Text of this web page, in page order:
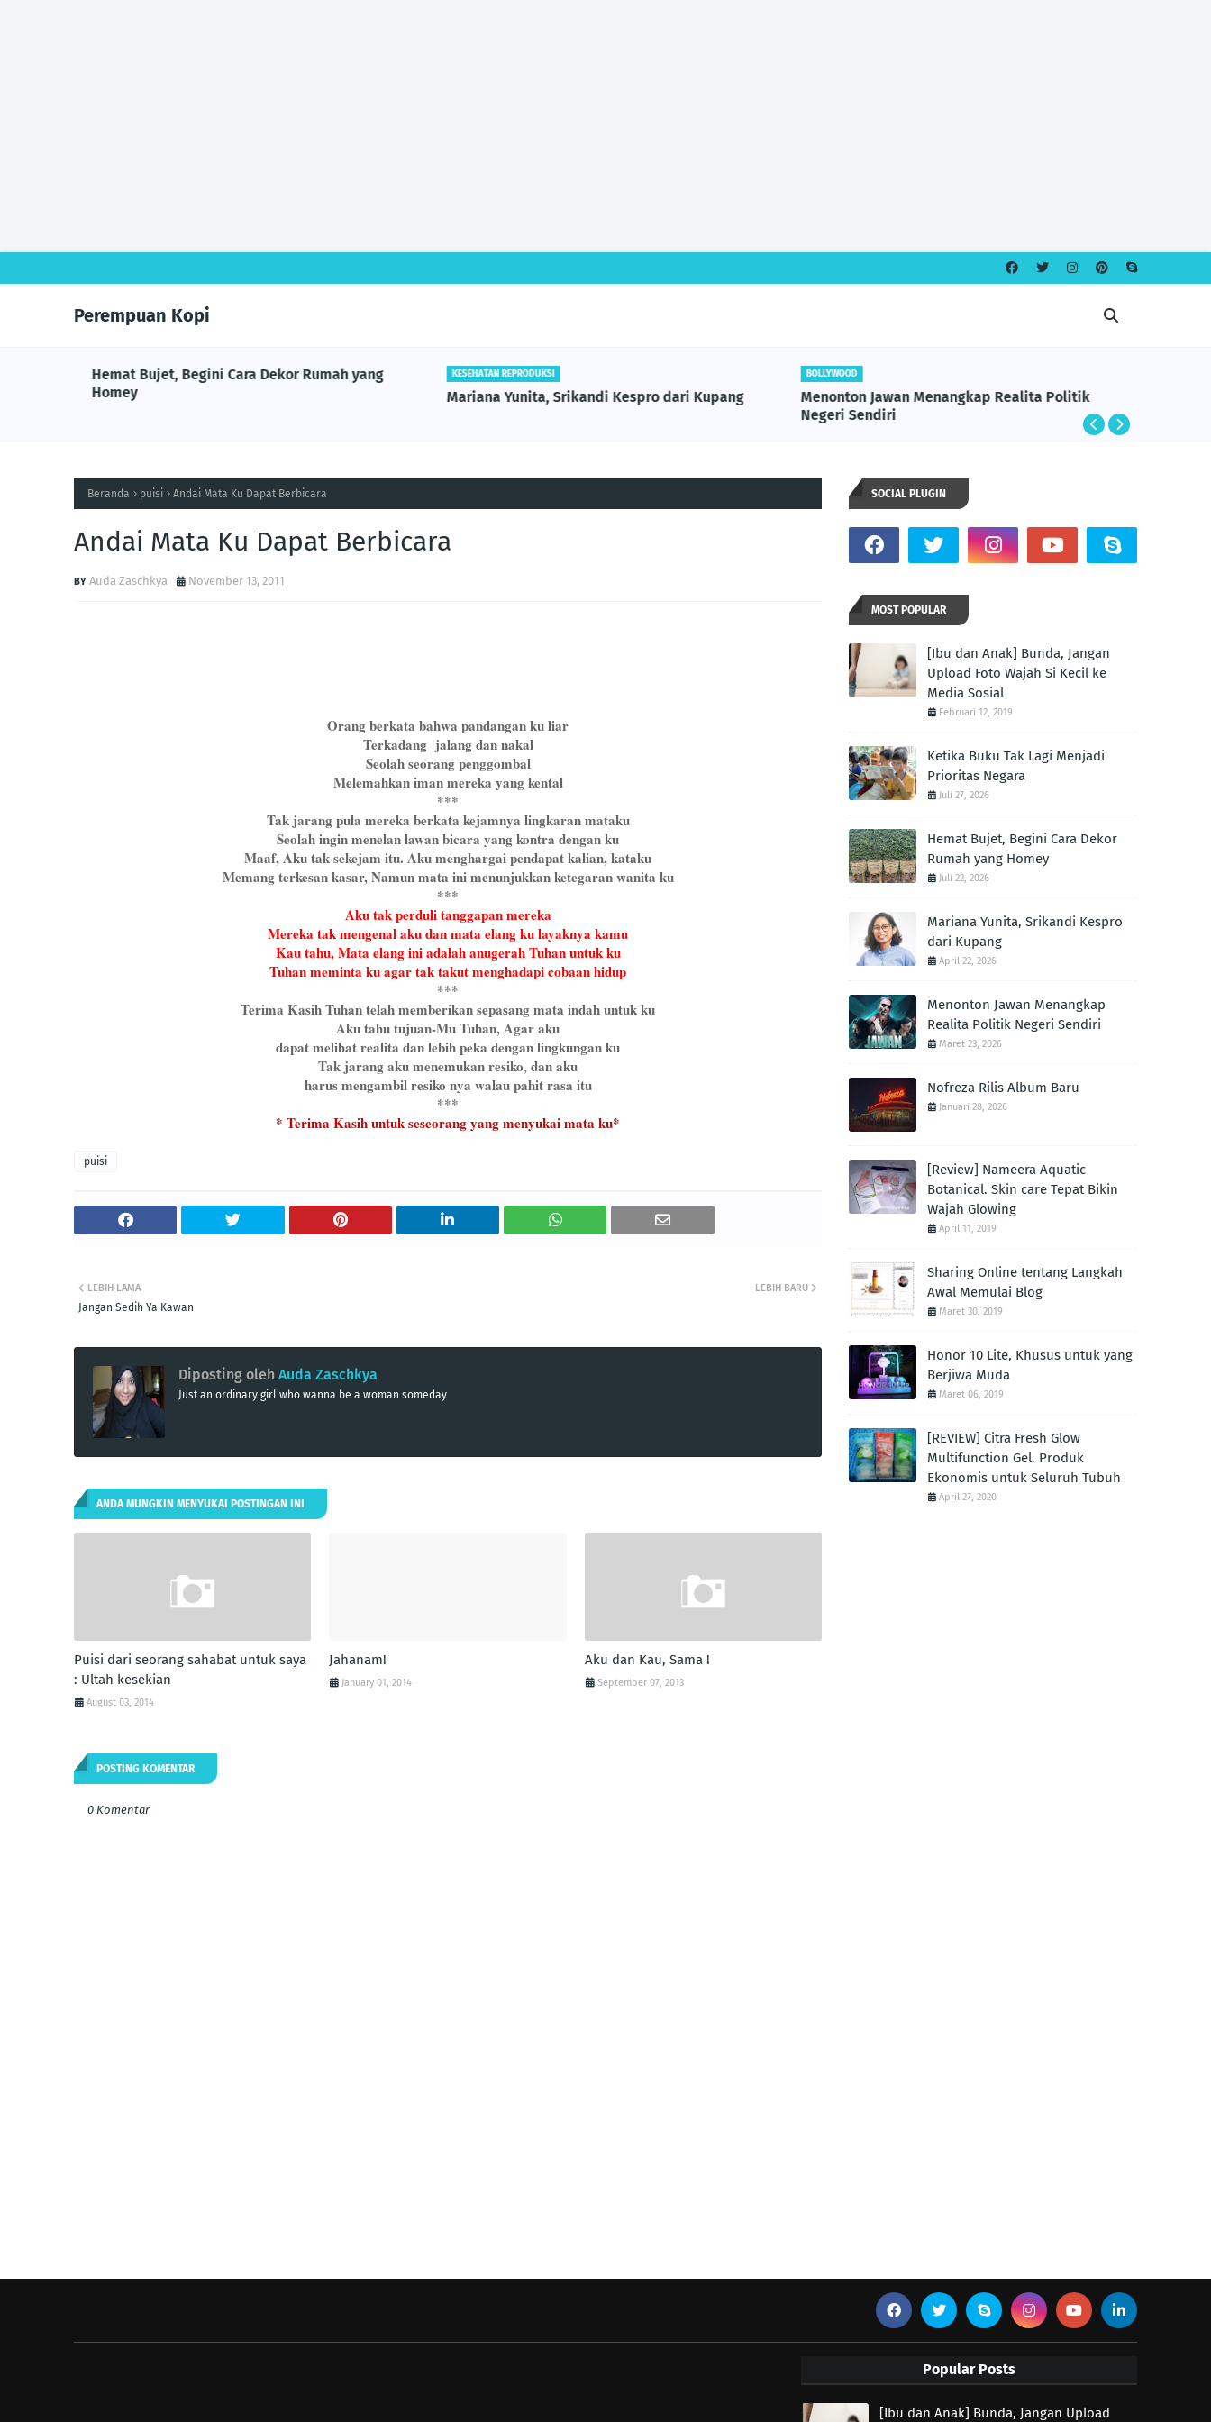
Perempuan Kopi
Hemat Bujet, Begini Cara Dekor Rumah yang
Homey
KESEHATAN REPRODUKSI
Mariana Yunita, Srikandi Kespro dari Kupang
BOLLYWOOD
Menonton Jawan Menangkap Realita Politik
Negeri Sendiri
Beranda puisi Andai Mata Ku Dapat Berbicara
Andai Mata Ku Dapat Berbicara
Auda Zaschkya November 13, 2011
Orang berkata bahwa pandangan ku liar
Terkadang jalang dan nakal
Seolah seorang penggombal
Melemahkan iman mereka yang kental
***
Tak jarang pula mereka berkata kejamnya lingkaran mataku
Seolah ingin menelan lawan bicara yang kontra dengan ku
Maaf, Aku tak sekejam itu. Aku menghargai pendapat kalian, kataku
Memang terkesan kasar, Namun mata ini menunjukkan ketegaran wanita ku
***
Aku tak perduli tanggapan mereka
Mereka tak mengenal aku dan mata elang ku layaknya kamu
Kau tahu, Mata elang ini adalah anugerah Tuhan untuk ku
Tuhan meminta ku agar tak takut menghadapi cobaan hidup
***
Terima Kasih Tuhan telah memberikan sepasang mata indah untuk ku
Aku tahu tujuan-Mu Tuhan, Agar aku
dapat melihat realita dan lebih peka dengan lingkungan ku
Tak jarang aku menemukan resiko, dan aku
harus mengambil resiko nya walau pahit rasa itu
***
* Terima Kasih untuk seseorang yang menyukai mata ku*
puisi
LEBIH BARU
LEBIH LAMA
Jangan Sedih Ya Kawan
Diposting oleh Auda Zaschkya
Just an ordinary girl who wanna be a woman someday
ANDA MUNGKIN MENYUKAI POSTINGAN INI
Puisi dari seorang sahabat untuk saya
: Ultah kesekian
August 03, 2014
Jahanam!
January 01, 2014
Aku dan Kau, Sama !
September 07, 2013
POSTING KOMENTAR
0 Komentar
SOCIAL PLUGIN
MOST POPULAR
[Ibu dan Anak] Bunda, Jangan
Upload Foto Wajah Si Kecil ke
Media Sosial
Februari 12, 2019
Ketika Buku Tak Lagi Menjadi
Prioritas Negara
Juli 27, 2026
Hemat Bujet, Begini Cara Dekor
Rumah yang Homey
Juli 22, 2026
Mariana Yunita, Srikandi Kespro
dari Kupang
April 22, 2026
Menonton Jawan Menangkap
Realita Politik Negeri Sendiri
Maret 23, 2026
Nofreza Rilis Album Baru
Januari 28, 2026
[Review] Nameera Aquatic
Botanical. Skin care Tepat Bikin
Wajah Glowing
April 11, 2019
Sharing Online tentang Langkah
Awal Memulai Blog
Maret 30, 2019
Honor 10 Lite, Khusus untuk yang
Berjiwa Muda
Maret 06, 2019
[REVIEW] Citra Fresh Glow
Multifunction Gel. Produk
Ekonomis untuk Seluruh Tubuh
April 27, 2020
Popular Posts
[Ibu dan Anak] Bunda, Jangan Upload